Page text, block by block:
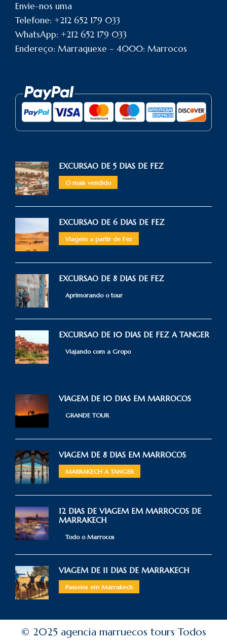
Envie-nos uma
Telefone: +212 652 179 033
WhatsApp: +212 652 179 033
Endereço: Marraquexe – 4000: Marrocos
EXCURSAO DE 5 DIAS DE FEZ
O mais vendido
EXCURSAO DE 6 DIAS DE FEZ
Viagem a partir de Fez
EXCURSAO DE 8 DIAS DE FEZ
Aprimorando o tour
EXCURSAO DE 10 DIAS DE FEZ A TANGER
Viajando com a Gropo
VIAGEM DE 10 DIAS EM MARROCOS
GRANDE TOUR
VIAGEM DE 8 DIAS EM MARROCOS
MARRAKECH A TANGER
12 DIAS DE VIAGEM EM MARROCOS DE
MARRAKECH
Todo o Marrocos
VIAGEM DE 11 DIAS DE MARRAKECH
Passeios em Marrakech
© 2025 agencia marruecos tours Todos